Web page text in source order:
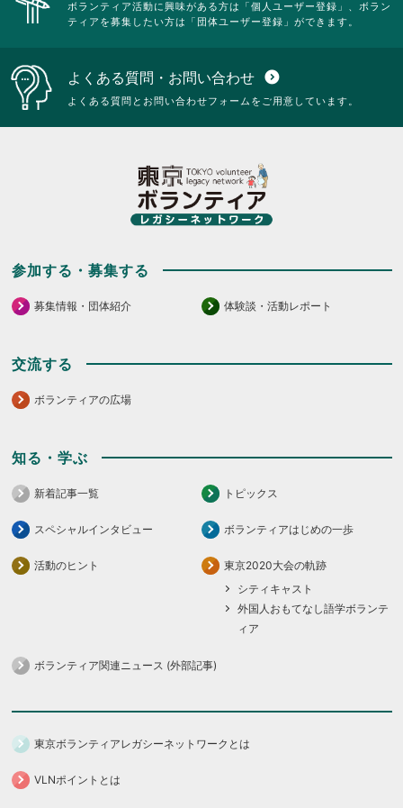
ボランティア活動に興味がある方は「個人ユーザー登録」、ボラン
ティアを募集したい方は「団体ユーザー登録」ができます。
よくある質問・お問い合わせ expand_circle_down
よくある質問とお問い合わせフォームをご用意しています。
参加する・募集する
募集情報・団体紹介 体験談・活動レポート
交流する
ボランティアの広場
知る・学ぶ
新着記事一覧 トピックス
スペシャルインタビュー ボランティアはじめの一歩
活動のヒント
東京2020大会の軌跡
シティキャスト
外国人おもてなし語学ボランテ
ィア
ボランティア関連ニュース (外部記事)
東京ボランティアレガシーネットワークとは
VLNポイントとは